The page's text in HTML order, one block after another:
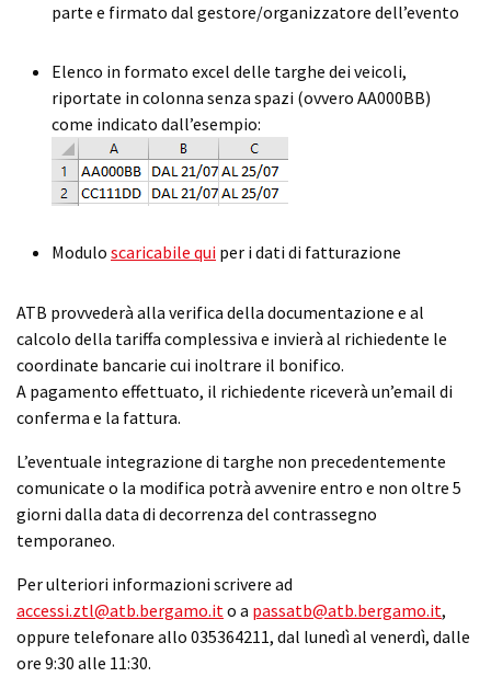
parte e firmato dal gestore/organizzatore dell’evento
Elenco in formato excel delle targhe dei veicoli,
riportate in colonna senza spazi (ovvero AA000BB)
come indicato dall’esempio:
Modulo scaricabile qui per i dati di fatturazione
ATB provvederà alla verifica della documentazione e al
calcolo della tariffa complessiva e invierà al richiedente le
coordinate bancarie cui inoltrare il bonifico.
A pagamento effettuato, il richiedente riceverà un’email di
conferma e la fattura.
L’eventuale integrazione di targhe non precedentemente
comunicate o la modifica potrà avvenire entro e non oltre 5
giorni dalla data di decorrenza del contrassegno
temporaneo.
Per ulteriori informazioni scrivere ad
accessi.ztl@atb.bergamo.ito a passatb@atb.bergamo.it,
oppure telefonare allo 035364211, dal lunedì al venerdì, dalle
ore 9:30 alle 11:30.